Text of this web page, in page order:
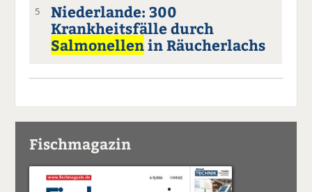
5
Niederlande: 300
Krankheitsfälle durch
Salmonellenin Räucherlachs
Fischmagazin